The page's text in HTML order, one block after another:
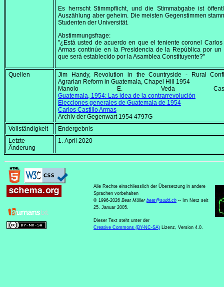
Es herrscht Stimmpflicht, und die Stimmabgabe ist
Auszählung aber geheim. Die meisten Gegenstimmen
Studenten der Universität.
Abstimmungsfrage:
"¿Está usted de acuerdo en que el teniente coronel Carlos
Armas continúe en la Presidencia de la República por un
que será establecido por la Asamblea Constituyente?"
Quellen Jim Handy,
Revolution in the Countryside - Rural
Agrarian Reform in Guatemala, Chapel Hill 1954
Manolo E. Veda
Guatemala, 1954: Las idea de la contrarrevolución
Elecciones generales de Guatemala de 1954
Carlos Castillo Armas
Archiv der Gegenwart 1954 4797G
Vollständigkeit
Endergebnis
Letzte
Änderung
1. April 2020
Alle Rechte einschliesslich der Übersetzung in andere
Sprachen vorbehalten
© 1996-2026 Beat Müller beat@sudd.ch -- Im Netz seit
25. Januar 2005.
Dieser Text steht unter der
Creative Commons (BY-NC-SA) Lizenz, Version 4.0.